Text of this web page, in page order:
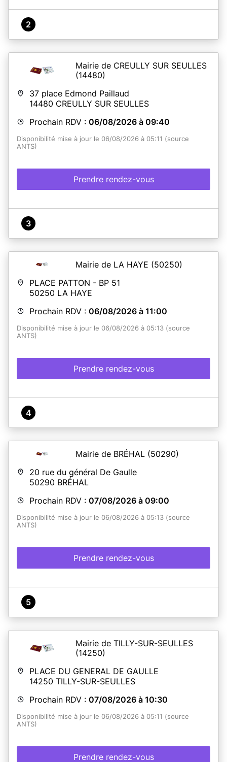
2
Mairie de CREULLY SUR SEULLES
(14480)
37 place Edmond Paillaud
14480 CREULLY SUR SEULLES
Prochain RDV : 06/08/2026 à 09:40
Disponibilité mise à jour le 06/08/2026 à 05:11 (source
ANTS)
Prendre rendez-vous
3
Mairie de LA HAYE (50250)
PLACE PATTON - BP 51
50250 LA HAYE
Prochain RDV : 06/08/2026 à 11:00
Disponibilité mise à jour le 06/08/2026 à 05:13 (source
ANTS)
Prendre rendez-vous
4
Mairie de BRÉHAL (50290)
20 rue du général De Gaulle
50290 BRÉHAL
Prochain RDV : 07/08/2026 à 09:00
Disponibilité mise à jour le 06/08/2026 à 05:13 (source
ANTS)
Prendre rendez-vous
5
Mairie de TILLY-SUR-SEULLES
(14250)
PLACE DU GENERAL DE GAULLE
14250 TILLY-SUR-SEULLES
Prochain RDV : 07/08/2026 à 10:30
Disponibilité mise à jour le 06/08/2026 à 05:11 (source
ANTS)
Prendre rendez-vous